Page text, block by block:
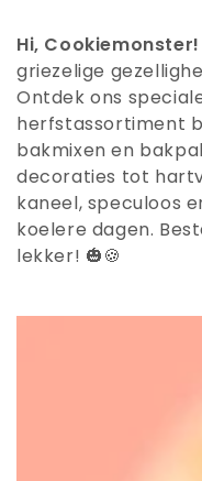
Hi, Cookiemonster!
griezelige
Ontdek ons
herfstassortiment
bakmixen en
decoraties tot
kaneel, speculoos
koelere dagen.
lekker! 🎃🍪